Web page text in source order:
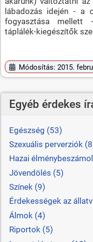
lábadozás idején - a
fogyasztása mellett
táplálék-kiegészítők
Módosítás: 2015.
Egyéb érdekes
Egészség (53)
Szexuális perverziók
Hazai
Jövendölés (5)
Színek (9)
Érdekességek az
Álmok (4)
Riportok (5)